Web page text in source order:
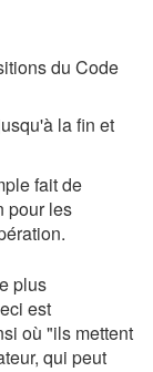
du Code
la fin et
fait de
pour les
plus
est
où "ils mettent
qui peut